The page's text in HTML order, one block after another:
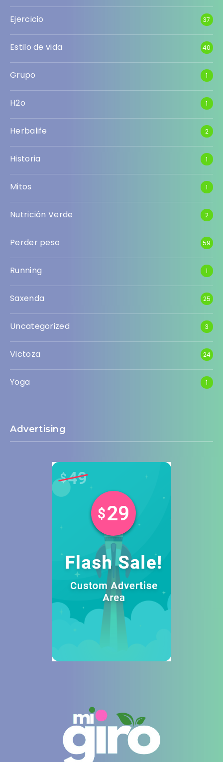
Ejercicio 37
Estilo de vida 40
Grupo 1
H2o 1
Herbalife 2
Historia 1
Mitos 1
Nutrición Verde 2
Perder peso 59
Running 1
Saxenda 25
Uncategorized 3
Victoza 24
Yoga 1
Advertising